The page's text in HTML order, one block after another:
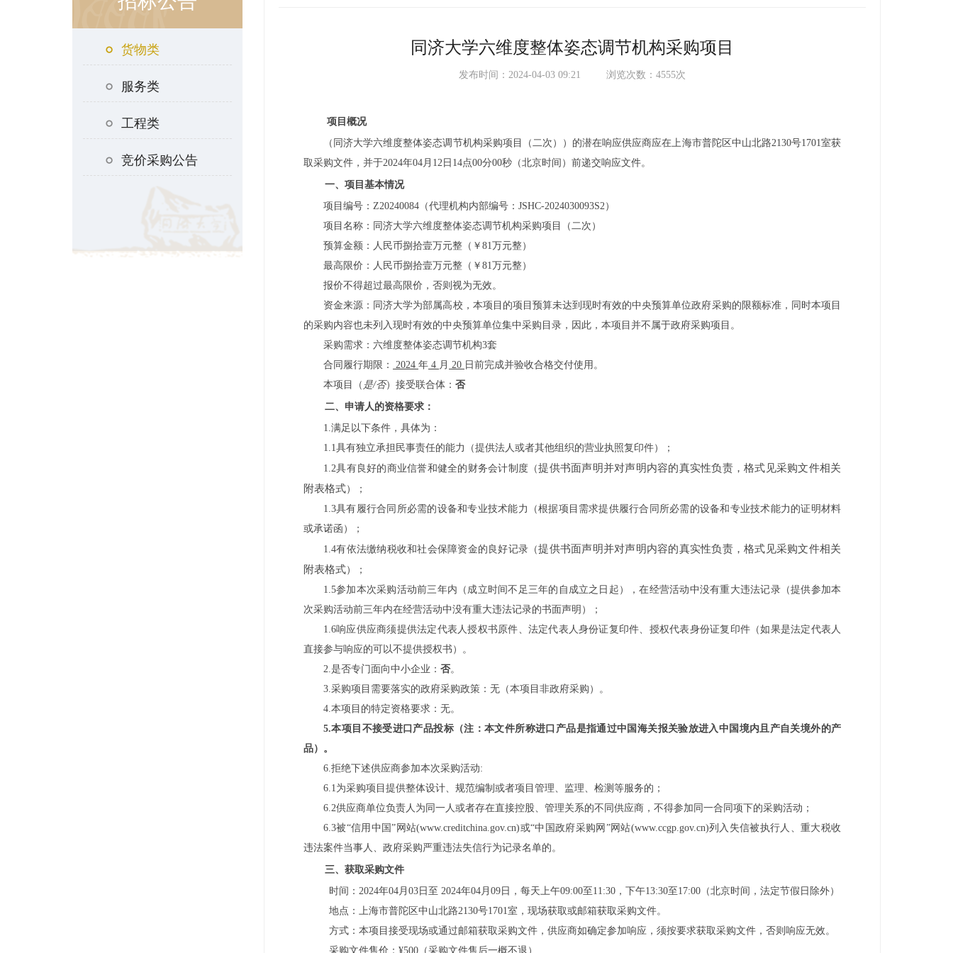
货物类
服务类
工程类
竞价采购公告
同济大学六维度整体姿态调节机构采购项目
发布时间：2024-04-03 09:21 浏览次数：4555次
项目概况
（同济大学六维度整体姿态调节机构采购项目
（ 二次 ） ）的潜在响应供应商应在上海市普陀区中山北路2130号1701室获
取采购文件，并于2024年04 月 12 日 14点00分00秒（北京时间）前递交响应文件。
一、项目基本情况
项目编号： Z20240084 （代理机构内部编号： JSHC-2024030093S2 ）
项目名称： 同济大学六维度整体姿态调节机构采购项目（ 二次 ）
预算金额：人民币捌拾壹万元整（￥ 81万元整）
最高限价：人民币捌拾壹万元整（￥ 81万元整）
报价不得超过最高限价，否则视为无效。
资金来源：同济大学为部属高校，本项目的项目预算未达到现时有效的中央预算单位政府采购的限额标准，同时本项目
的采购内容也未列入现时有效的中央预算单位集中采购目录，因此，本项目并不属于政府采购项目。
采购需求： 六维度整体姿态调节机构3套
合同履行期限：
2024 年 4 月 20 日前完成并验收合格交付使用。
本项目（ 是/否）接受联合体： 否
二、申请人的资格要求：
1.满足以下条件，具体为：
1.1具有独立承担民事责任的能力（提供法人或者其他组织的营业执照复印件）；
1.2具有良好的商业信誉和健全的财务会计制度（提供书面声明并对声明内容的真实性负责，格式见采购文件相关
附表格式）；
1.3具有履行合同所必需的设备和专业技术能力（根据项目需求提供履行合同所必需的设备和专业技术能力的证明材料
或承诺函）；
1.4有依法缴纳税收和社会保障资金的良好记录（提供书面声明并对声明内容的真实性负责，格式见采购文件相关
附表格式）；
1.5参加本次采购活动前三年内（成立时间不足三年的自成立之日起），在经营活动中没有重大违法记录（提供参加本
次采购活动前三年内在经营活动中没有重大违法记录的书面声明）；
1.6响应供应商须提供法定代表人授权书原件、法定代表人身份证复印件、授权代表身份证复印件（如果是法定代表人
直接参与响应的可以不提供授权书）。
2.是否专门面向中小企业： 否。
3.采购项目需要落实的政府采购政策：无（本项目非政府采购）。
4.本项目的特定资格要求：无。
5.本项目不接受进口产品投标（注：本文件所称进口产品是指通过中国海关报关验放进入中国境内且产自关境外的产
品）。
6.拒绝下述供应商参加本次采购活动:
6.1为采购项目提供整体设计、规范编制或者项目管理、监理、检测等服务的；
6.2供应商单位负责人为同一人或者存在直接控股、管理关系的不同供应商，不得参加同一合同项下的采购活动；
6.3被“信用中国”网站(www.creditchina.gov.cn)或“中国政府采购网”网站(www.ccgp.gov.cn)列入失信被执行人、重大税收
违法案件当事人、政府采购严重违法失信行为记录名单的。
三、获取采购文件
时间： 2024年04 月 03日至 2024年04 月 09日 ，每天上午09:00至11:30，下午13:30至17:00（北京时间，法定节假日除外）
地点：
上海市普陀区中山北路2130号1701室， 现场获取或邮箱获取采购文件。
方式：本项目接受现场或通过邮箱获取采购文件，供应商如确定参加响应，须按要求获取采购文件，否则响应无效。
采购文件售价 ： ¥500（采购文件售后一概不退）